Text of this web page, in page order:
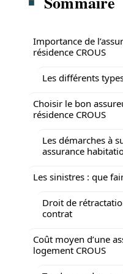
Importance de
résidence CROUS
Les différents
Choisir le bon
résidence CROUS
Les démarches à
assurance
Les sinistres : que
Droit de
contrat
Coût moyen d’une
logement CROUS